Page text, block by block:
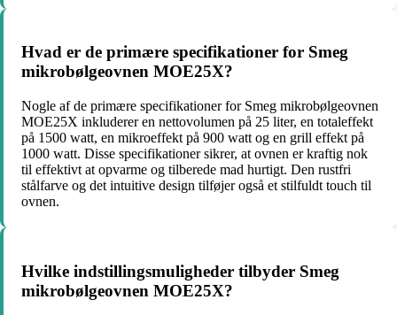
Hvad er de primære specifikationer for Smeg
mikrobølgeovnen MOE25X?
Nogle af de primære specifikationer for Smeg mikrobølgeovnen
MOE25X inkluderer en nettovolumen på 25 liter, en totaleffekt
på 1500 watt, en mikroeffekt på 900 watt og en grill effekt på
1000 watt. Disse specifikationer sikrer, at ovnen er kraftig nok
til effektivt at opvarme og tilberede mad hurtigt. Den rustfri
stålfarve og det intuitive design tilføjer også et stilfuldt touch til
ovnen.
Hvilke indstillingsmuligheder tilbyder Smeg
mikrobølgeovnen MOE25X?